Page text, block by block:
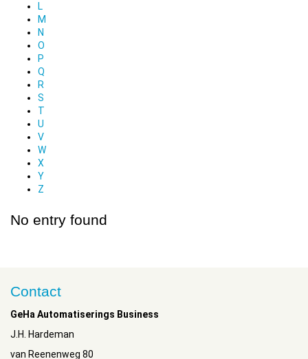
L
M
N
O
P
Q
R
S
T
U
V
W
X
Y
Z
No entry found
Contact
GeHa Automatiserings Business
J.H. Hardeman
van Reenenweg 80